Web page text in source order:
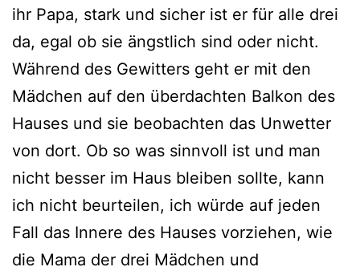
ihr Papa, stark und sicher ist er für alle drei
da, egal ob sie ängst­lich sind oder nicht.
Während des Gewitters geht er mit den
Mädchen auf den über­dach­ten Balkon des
Hauses und sie beob­ach­ten das Unwetter
von dort. Ob so was sinn­voll ist und man
nicht bes­ser im Haus blei­ben soll­te, kann
ich nicht beur­tei­len, ich wür­de auf jeden
Fall das Innere des Hauses vor­zie­hen, wie
die Mama der drei Mädchen und